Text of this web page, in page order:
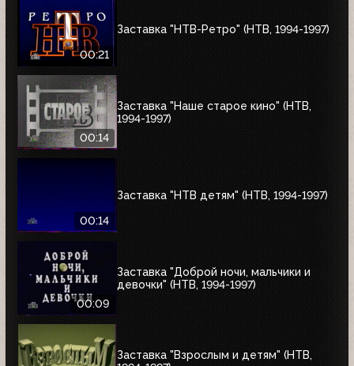
00:21
Заставка "НТВ-Ретро" (НТВ, 1994-1997)
00:14
Заставка "Наше старое кино" (НТВ,
1994-1997)
00:14
Заставка "НТВ детям" (НТВ, 1994-1997)
00:09
Заставка "Доброй ночи, мальчики и
девочки" (НТВ, 1994-1997)
Заставка "Взрослым и детям" (НТВ,